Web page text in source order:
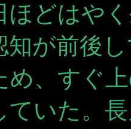
ほどはや
知が前後
め、すぐ
ていた。